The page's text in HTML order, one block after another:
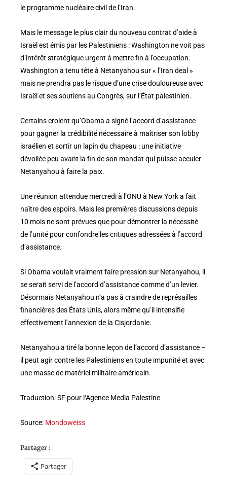
le programme nucléaire civil de l’Iran.
Mais le message le plus clair du nouveau contrat d’aide à
Israël est émis par les Palestiniens : Washington ne voit pas
d’intérêt stratégique urgent à mettre fin à l’occupation.
Washington a tenu tête à Netanyahou sur « l’Iran deal »
mais ne prendra pas le risque d’une crise douloureuse avec
Israël et ses soutiens au Congrès, sur l’État palestinien.
Certains croient qu’Obama a signé l’accord d’assistance
pour gagner la crédibilité nécessaire à maîtriser son lobby
israélien et sortir un lapin du chapeau : une initiative
dévoilée peu avant la fin de son mandat qui puisse acculer
Netanyahou à faire la paix.
Une réunion attendue mercredi à l’ONU à New York a fait
naître des espoirs. Mais les premières discussions depuis
10 mois ne sont prévues que pour démontrer la nécessité
de l’unité pour confondre les critiques adressées à l’accord
d’assistance.
Si Obama voulait vraiment faire pression sur Netanyahou, il
se serait servi de l’accord d’assistance comme d’un levier.
Désormais Netanyahou n’a pas à craindre de représailles
financières des États Unis, alors même qu’il intensifie
effectivement l’annexion de la Cisjordanie.
Netanyahou a tiré la bonne leçon de l’accord d’assistance –
il peut agir contre les Palestiniens en toute impunité et avec
une masse de matériel militaire américain.
Traduction: SF pour l‘Agence Media Palestine
Source: Mondoweiss
Partager :
Partager